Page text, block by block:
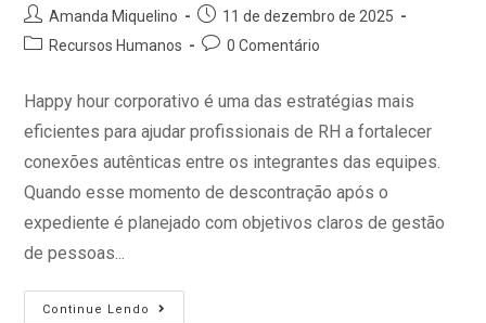
Amanda Miquelino
11 de dezembro de 2025
Recursos Humanos
0 Comentário
Happy hour corporativo é uma das estratégias mais
eficientes para ajudar profissionais de RH a fortalecer
conexões autênticas entre os integrantes das equipes.
Quando esse momento de descontração após o
expediente é planejado com objetivos claros de gestão
de pessoas...
Continue Lendo